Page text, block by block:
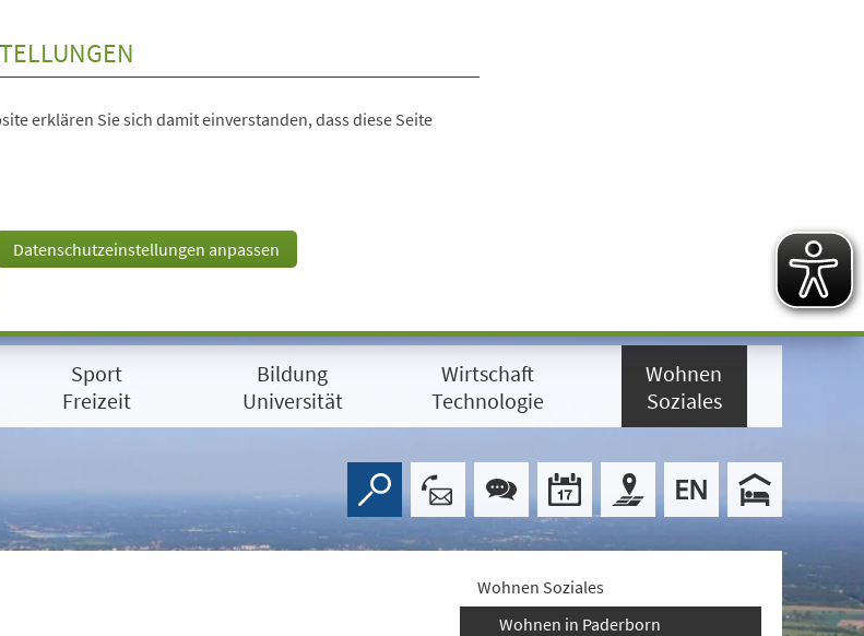
erklären Sie sich damit einverstanden, dass diese Seite
Datenschutzeinstellungen anpassen
Sport
Freizeit
Bildung
Universität
Wirtschaft
Technologie
Wohnen
Soziales
Wohnen Soziales
Wohnen in Paderborn